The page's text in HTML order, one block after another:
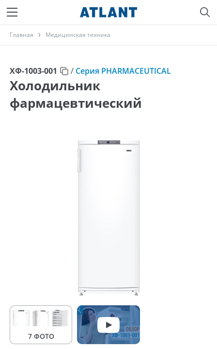
Главная Медицинская техника
ХФ-1003-001 / Серия PHARMACEUTICAL
Холодильник
фармацевтический
7 ФОТО